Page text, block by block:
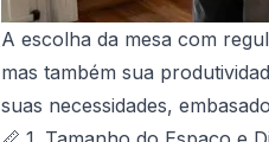
A escolha da mesa com
mas também sua
suas necessidades,